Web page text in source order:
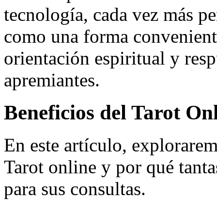
tecnología, cada vez más
como una forma
orientación espiritual y
apremiantes.
Beneficios del Tarot
En este artículo,
Tarot online y por qué
para sus consultas.